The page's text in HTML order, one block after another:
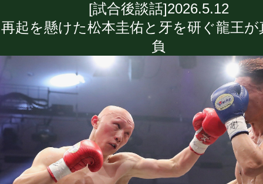
[試合後談話]2026.5.12
再起を懸けた松本圭佑と牙を研ぐ龍王が
負